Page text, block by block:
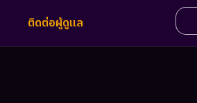
ติดต่อผู้ดูแล